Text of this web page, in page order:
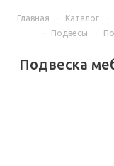
Главная - Каталог -
-
Подвесы -
Подвеска